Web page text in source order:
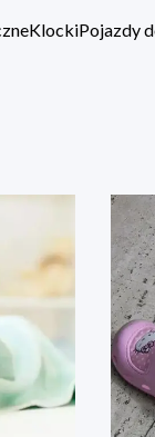
KlockiPojazdy